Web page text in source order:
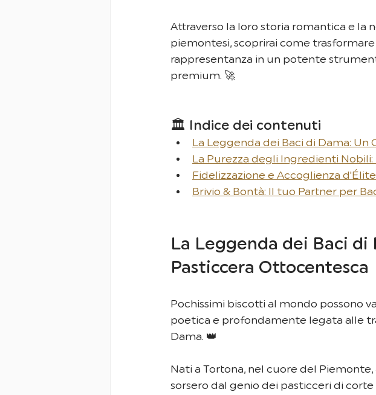
Attraverso la loro storia romantica e la
piemontesi, scoprirai come
rappresentanza in un potente
premium. 🚀
🏛️ Indice dei contenuti
La Leggenda dei Baci di Dama:
La Purezza degli Ingredienti
Fidelizzazione e Accoglienza
Brivio & Bontà: Il tuo Partner per
La Leggenda dei Baci di
Pasticcera Ottocentesca
Pochissimi biscotti al mondo possono
poetica e profondamente legata alle
Dama. 👑
Nati a Tortona, nel cuore del
sorsero dal genio dei pasticceri di